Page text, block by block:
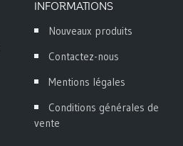
INFORMATIONS
Nouveaux produits
Contactez-nous
Mentions légales
Conditions générales de
vente